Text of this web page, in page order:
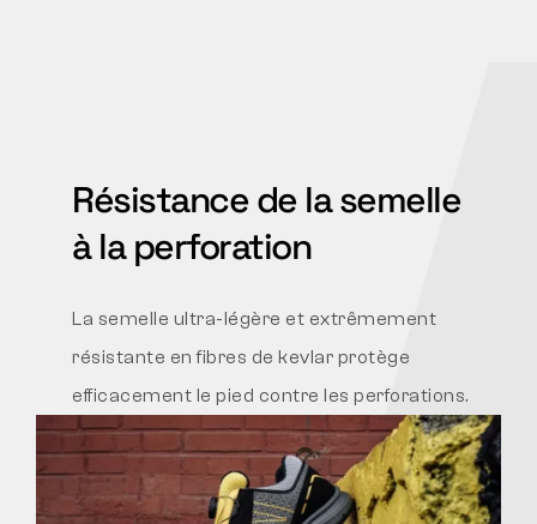
Résistance de la semelle
à la perforation
La semelle ultra-légère et extrêmement
résistante en fibres de kevlar protège
efficacement le pied contre les perforations.